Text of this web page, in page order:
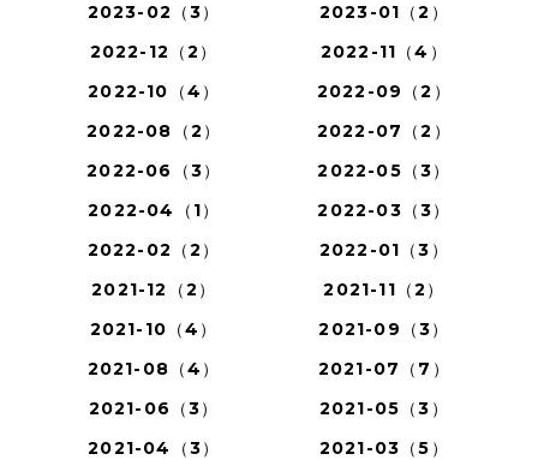
2023-02（3）
2023-01（2）
2022-12（2）
2022-11（4）
2022-10（4）
2022-09（2）
2022-08（2）
2022-07（2）
2022-06（3）
2022-05（3）
2022-04（1）
2022-03（3）
2022-02（2）
2022-01（3）
2021-12（2）
2021-11（2）
2021-10（4）
2021-09（3）
2021-08（4）
2021-07（7）
2021-06（3）
2021-05（3）
2021-04（3）
2021-03（5）